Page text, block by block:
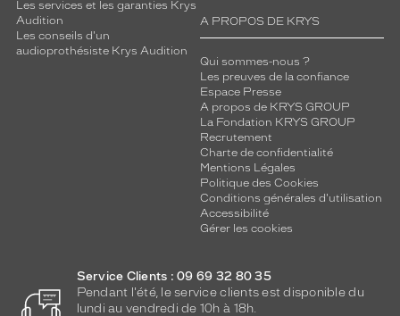
Les services et les garanties Krys
Audition
Les conseils d'un
audioprothésiste Krys Audition
A PROPOS DE KRYS
Qui sommes-nous ?
Les preuves de la confiance
Espace Presse
A propos de KRYS GROUP
La Fondation KRYS GROUP
Recrutement
Charte de confidentialité
Mentions Légales
Politique des Cookies
Conditions générales d'utilisation
Accessibilité
Gérer les cookies
Service Clients : 09 69 32 80 35
Pendant l'été, le service clients est disponible du
lundi au vendredi de 10h à 18h.